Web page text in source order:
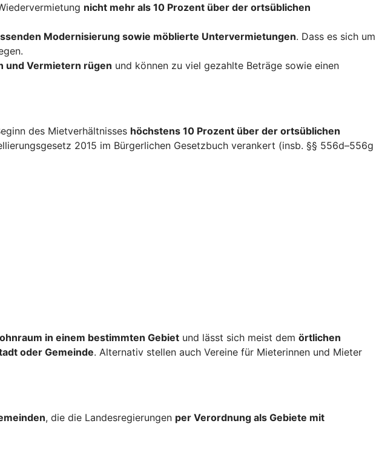
nicht mehr als 10 Prozent über der ortsüblichen
Modernisierung sowie möblierte Untervermietungen. Dass es sich um
und Vermietern rügen und können zu viel gezahlte Beträge sowie einen
des Mietverhältnisses höchstens 10 Prozent über der ortsüblichen
2015 im Bürgerlichen Gesetzbuch verankert (insb. §§ 556d–556g
in einem bestimmten Gebiet und lässt sich meist dem örtlichen
oder Gemeinde. Alternativ stellen auch Vereine für Mieterinnen und Mieter
, die die Landesregierungen per Verordnung als Gebiete mit